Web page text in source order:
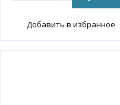
Добавить в избранное